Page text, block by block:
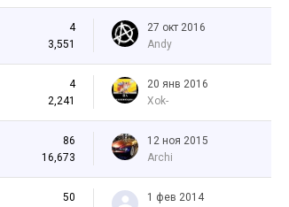
4
3,551
27 окт 2016
Andy
4
2,241
20 янв 2016
Xok-
86
16,673
12 ноя 2015
Archi
50
1 фев 2014